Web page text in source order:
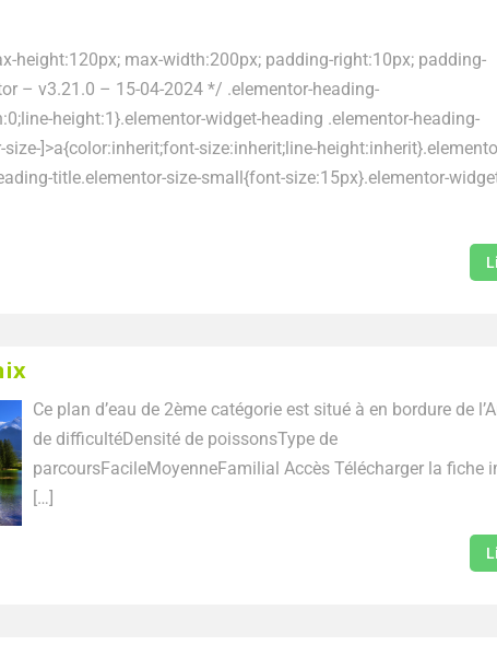
height:120px; max-width:200px; padding-right:10px; padding-
– v3.21.0 – 15-04-2024 */ .elementor-heading-
height:1}.elementor-widget-heading .elementor-heading-
]>a{color:inherit;font-size:inherit;line-
title.elementor-size-small{font-size:15px}.elementor-
Ce plan d’eau de 2ème catégorie est situé à en bordure de l’Arve Niveau
de difficultéDensité de poissonsType de
parcoursFacileMoyenneFamilial Accès Télécharger la fiche imprimable
[…]